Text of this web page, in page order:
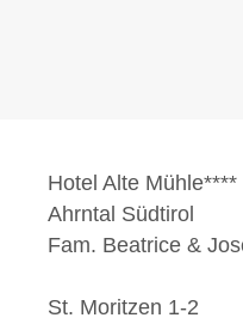
Hotel Alte Mühle****
Ahrntal Südtirol
Fam. Beatrice &
St. Moritzen 1-2